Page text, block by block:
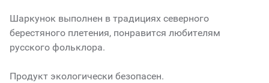
Шаркунок выполнен в традициях северного
берестяного плетения, понравится любителям
русского фольклора.
Продукт экологически безопасен.